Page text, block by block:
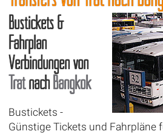
Bustickets &
Fahrplan
Verbindungen von
Tratnach Bangkok
Bustickets -
Günstige Tickets und Fahrpläne